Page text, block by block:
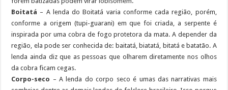
Boitatá – A lenda do Boitatá varia conforme cada região, porém,
conforme a origem (tupi-guarani) em que foi criada, a serpente é
inspirada por uma cobra de fogo protetora da mata. A depender da
região, ela pode ser conhecida de: baitatá, biatatá, bitatá e batatão. A
lenda ainda diz que as pessoas que olharem diretamente nos olhos
da cobra ficam cegas.
Corpo-seco – A lenda do corpo seco é umas das narrativas mais